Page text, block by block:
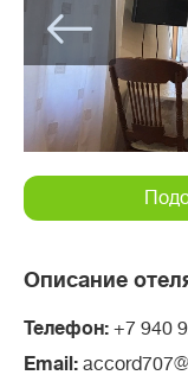
Описание
Телефон: +7 940
Email: